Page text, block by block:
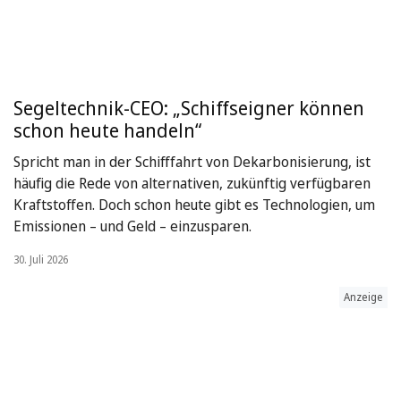
Segeltechnik-CEO: „Schiffseigner können
schon heute handeln“
Spricht man in der Schifffahrt von Dekarbonisierung, ist
häufig die Rede von alternativen, zukünftig verfügbaren
Kraftstoffen. Doch schon heute gibt es Technologien, um
Emissionen – und Geld – einzusparen.
30. Juli 2026
Anzeige